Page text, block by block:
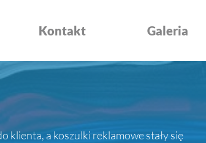
Kontakt Galeria
klienta, a koszulki reklamowe stały się